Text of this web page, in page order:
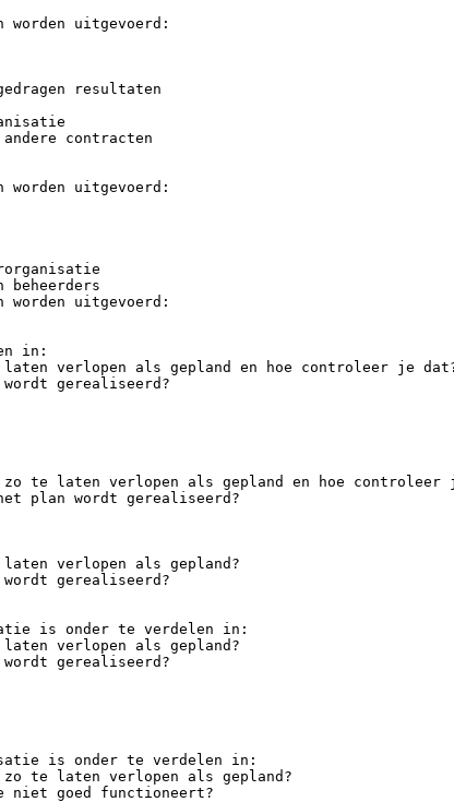
uitgevoerd:
resultaten
contracten
uitgevoerd:
beheerders
uitgevoerd:
in:
verlopen als gepland en hoe controleer je
gerealiseerd?
zo te laten verlopen als gepland en hoe controleer
plan wordt gerealiseerd?
verlopen als gepland?
gerealiseerd?
is onder te verdelen in:
verlopen als gepland?
gerealiseerd?
is onder te verdelen in:
te laten verlopen als gepland?
niet goed functioneert?